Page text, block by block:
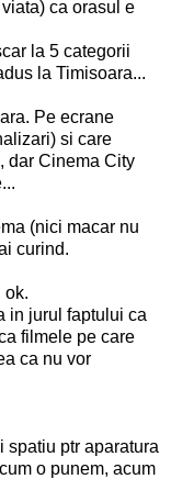
ca orasul e
la 5 categorii
la Timisoara...
Pe ecrane
si care
dar Cinema City
(nici macar nu
curind.
ok.
in jurul faptului ca
filmele pe care
ca nu vor
spatiu ptr aparatura
o punem, acum